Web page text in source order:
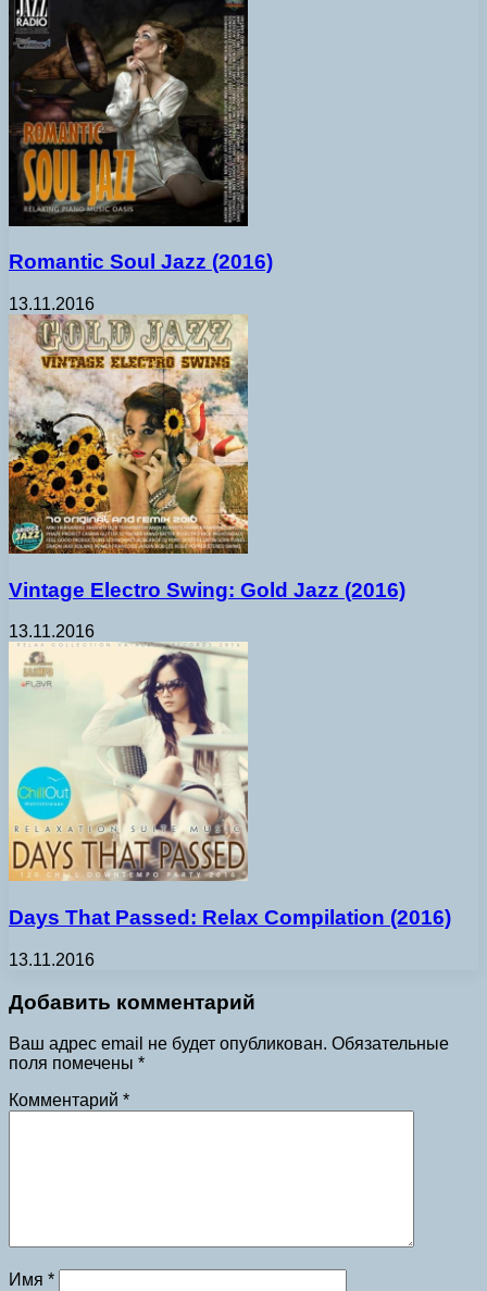
Romantic Soul Jazz (2016)
13.11.2016
Vintage Electro Swing: Gold Jazz (2016)
13.11.2016
Days That Passed: Relax Compilation (2016)
13.11.2016
Добавить комментарий
Ваш адрес email не будет опубликован. Обязательные
поля помечены *
Комментарий *
Имя *